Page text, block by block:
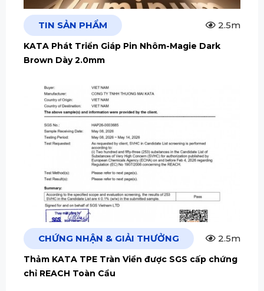
TIN SẢN PHẨM 2.5m
KATA Phát Triển Giáp Pin Nhôm-Magie Dark
Brown Dày 2.0mm
CHỨNG NHẬN & GIẢI THƯỞNG 2.5m
Thảm KATA TPE Tràn Viền được SGS cấp chứng
chỉ REACH Toàn Cầu